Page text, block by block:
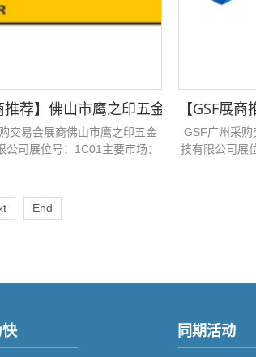
加GSF广州采购交易会！
推荐】​​佛山市鹰之印五金工具制造有
交易会展商佛山市鹰之印五金
公司展位号：1C01主要市场：
【GSF展
GSF广州采
技有限公司展
End
同期活动